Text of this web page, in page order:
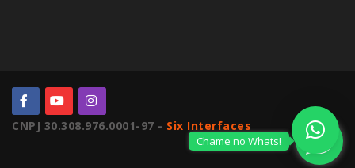
CNPJ 30.308.976.0001-97 - Six Interfaces
Chame no Whats!